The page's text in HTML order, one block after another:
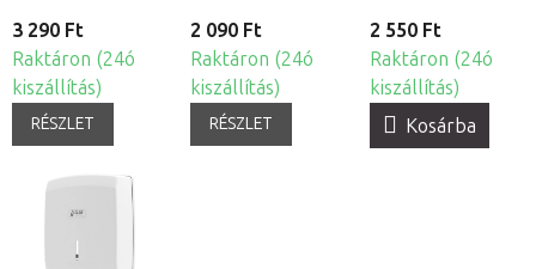
3 290 Ft
Raktáron (24ó
kiszállítás)
RÉSZLET
2 090 Ft
Raktáron (24ó
kiszállítás)
RÉSZLET
2 550 Ft
Raktáron (24ó
kiszállítás)
Kosárba